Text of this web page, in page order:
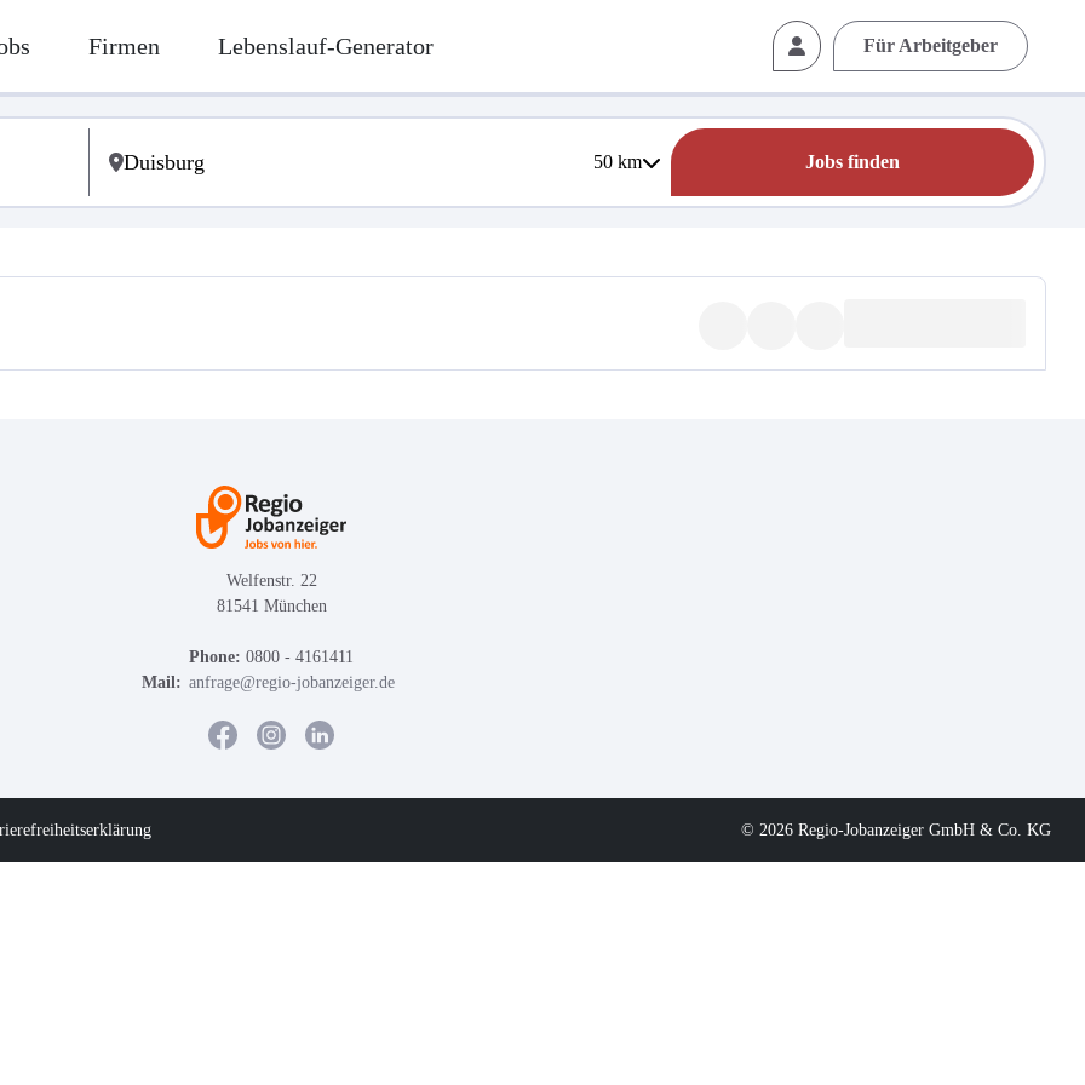
Firmen Lebenslauf-Generator Für Arbeitgeber
50km Jobs finden
Welfenstr. 22
81541 München
Phone: 0800 - 4161411
Mail: anfrage@regio-jobanzeiger.de
© 2026 Regio-Jobanzeiger GmbH & Co. KG